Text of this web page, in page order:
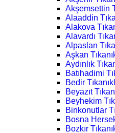
Akşemsettin
Alaaddin
Alakova
Alavardı
Alpaslan
Aşkan
Aydınlık
Batıhadimi
Bedir
Beyazıt
Beyhekim
Binkonutlar
Bosna
Bozkır